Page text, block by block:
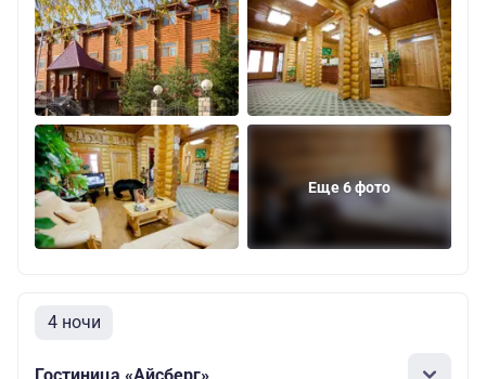
Еще 6 фото
4 ночи
Гостиница «Айсберг»